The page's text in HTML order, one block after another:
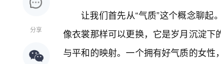
分享
让我们首先从“气质”这个概念聊
像衣裳那样可以更换，它是岁月沉淀
与平和的映射。一个拥有好气质的女